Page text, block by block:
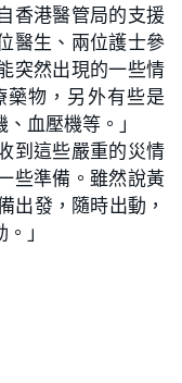
香港醫管局的支援
醫生、兩位護士參
突然出現的一些情
藥物，另外有些是
血壓機等。」
到這些嚴重的災情
些準備。雖然說黃
出發，隨時出動，
」